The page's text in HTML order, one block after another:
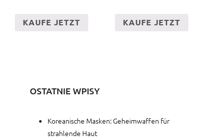
KAUFE JETZT KAUFE JETZT
OSTATNIE WPISY
Koreanische Masken: Geheimwaffen für
strahlende Haut